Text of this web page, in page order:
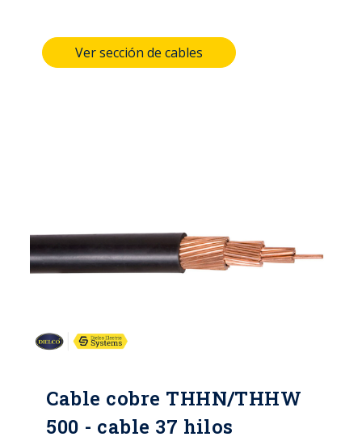
Ver sección de cables
Cable cobre THHN/THHW
500 - cable 37 hilos